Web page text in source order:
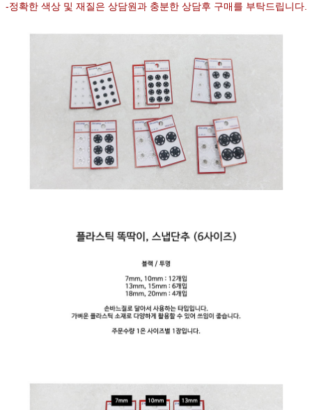
-정확한 색상 및 재질은 상담원과 충분한 상담후 구매를 부탁드립니다.